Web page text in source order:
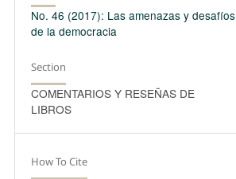
No. 46 (2017): Las amenazas y desafíos
de la democracia
Section
COMENTARIOS Y RESEÑAS DE
LIBROS
How To Cite